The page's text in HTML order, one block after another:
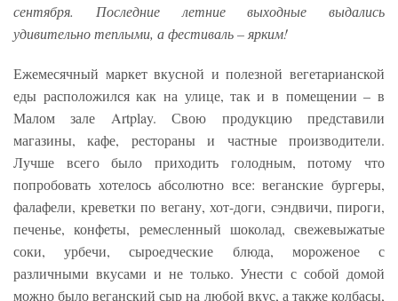
сентября. Последние летние выходные выдались
удивительно теплыми, а фестиваль – ярким!
Ежемесячный маркет вкусной и полезной вегетарианской
еды расположился как на улице, так и в помещении – в
Малом зале Artplay. Свою продукцию представили
магазины, кафе, рестораны и частные производители.
Лучше всего было приходить голодным, потому что
попробовать хотелось абсолютно все: веганские бургеры,
фалафели, креветки по вегану, хот-доги, сэндвичи, пироги,
печенье, конфеты, ремесленный шоколад, свежевыжатые
соки, урбечи, сыроедческие блюда, мороженое с
различными вкусами и не только. Унести с собой домой
можно было веганский сыр на любой вкус, а также колбасы,